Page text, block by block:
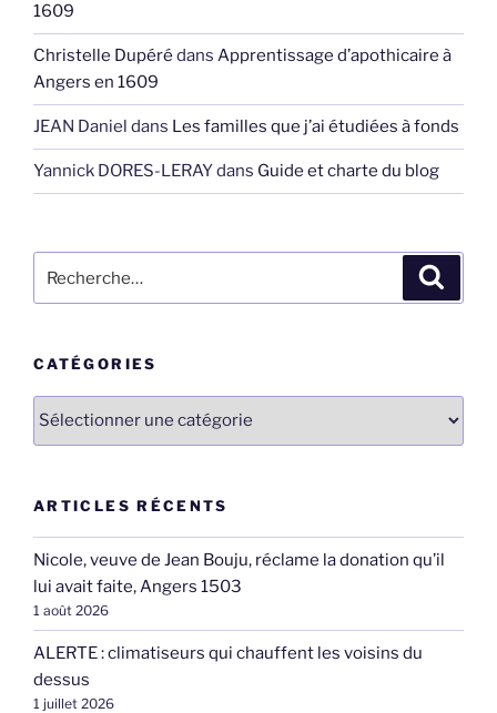
1609
Christelle Dupéré dans Apprentissage d’apothicaire à
Angers en 1609
JEAN Daniel dans Les familles que j’ai étudiées à fonds
Yannick DORES-LERAYdans Guide et charte du blog
pour
CATÉGORIES
Catégories
ARTICLES RÉCENTS
Nicole, veuve de Jean Bouju, réclame la donation qu’il
lui avait faite, Angers 1503
1 août 2026
ALERTE : climatiseurs qui chauffent les voisins du
dessus
1 juillet 2026